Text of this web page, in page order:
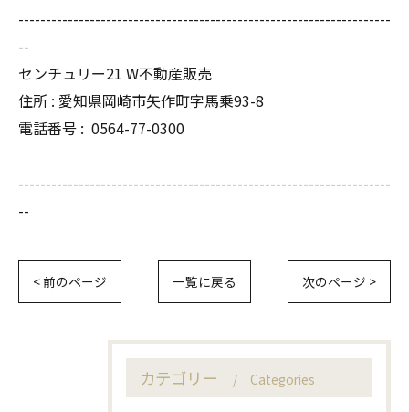
--------------------------------------------------------------------
--
センチュリー21 W不動産販売
住所 : 愛知県岡崎市矢作町字馬乗93-8
電話番号 : 0564-77-0300
--------------------------------------------------------------------
--
< 前のページ 一覧に戻る 次のページ >
カテゴリー Categories